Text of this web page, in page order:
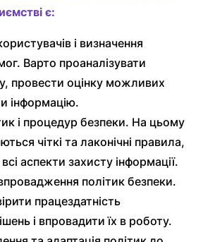
є:
і визначення
Варто проаналізувати
провести оцінку можливих
інформацію.
і процедур безпеки. На цьому
чіткі та лаконічні правила,
аспекти захисту інформації.
політик безпеки.
працездатність
і впровадити їх в роботу.